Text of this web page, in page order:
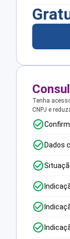
Tenha
CNPJ e
Dados